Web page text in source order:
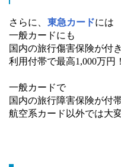
さらに、 東急カードには
一般カードにも
国内の旅行傷害保険が付
利用付帯で最高1,000万円！
一般カードで
国内の旅行障害保険が付
航空系カード以外では大